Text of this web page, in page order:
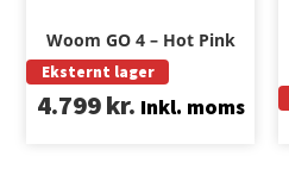
Woom GO 4 – Hot Pink
Eksternt lager
4.799kr. Inkl. moms